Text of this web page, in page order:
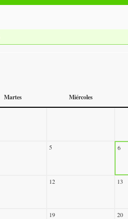
Martes Miércoles
5 6
12 13
19 20